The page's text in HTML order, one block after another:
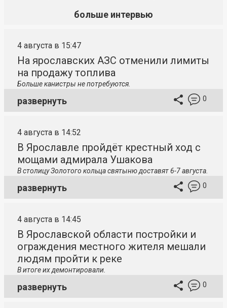
больше интервью
4 августа в 15:47
На ярославских АЗС отменили лимиты
на продажу топлива
Больше канистры не потребуются.
развернуть 0
4 августа в 14:52
В Ярославле пройдёт крестный ход с
мощами адмирала Ушакова
В столицуЗолотого кольца святыню доставят 6-7 августа.
развернуть 0
4 августа в 14:45
В Ярославской области постройки и
ограждения местного жителя мешали
людям пройти к реке
В итоге их демонтировали.
развернуть 0